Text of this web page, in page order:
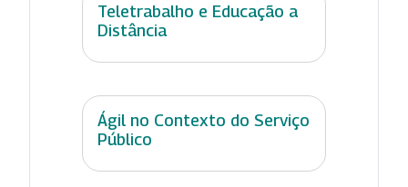
Teletrabalho e Educação a
Distância
Ágil no Contexto do Serviço
Público